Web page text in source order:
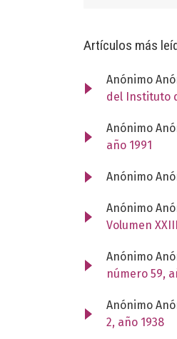
Artículos más
Anónimo
del Instituto
Anónimo
año 1991
Anónimo
Anónimo
Volumen
Anónimo
número 59,
Anónimo
2, año 1938